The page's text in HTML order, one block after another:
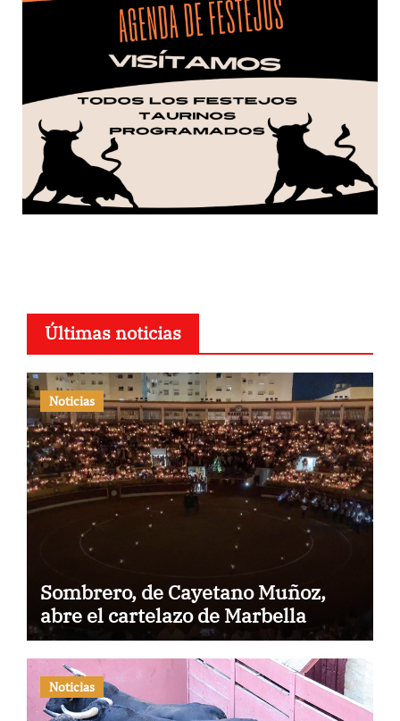
Últimas noticias
Noticias
Sombrero, de Cayetano Muñoz,
abre el cartelazo de Marbella
Noticias